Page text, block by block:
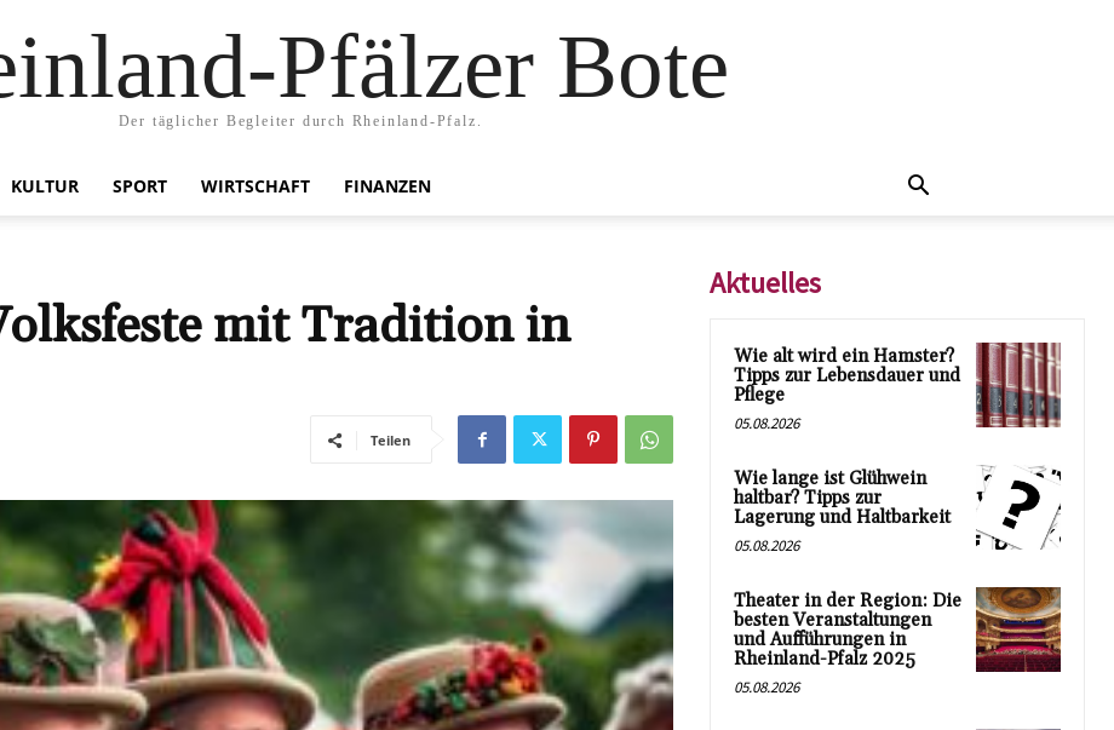
Pfälzer Bote
Der täglicher Begleiter durch Rheinland-Pfalz.
KULTUR SPORT WIRTSCHAFT FINANZEN
mit Tradition in
Teilen
Aktuelles
Wie alt wird ein Hamster?
Tipps zur Lebensdauer und
Pflege
05.08.2026
Wie lange ist Glühwein
haltbar? Tipps zur
Lagerung und Haltbarkeit
05.08.2026
Theater in der Region: Die
besten Veranstaltungen
und Aufführungen in
Rheinland-Pfalz 2025
05.08.2026